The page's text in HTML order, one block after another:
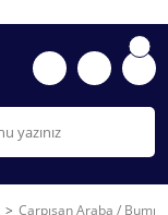
Çarpışan Araba /